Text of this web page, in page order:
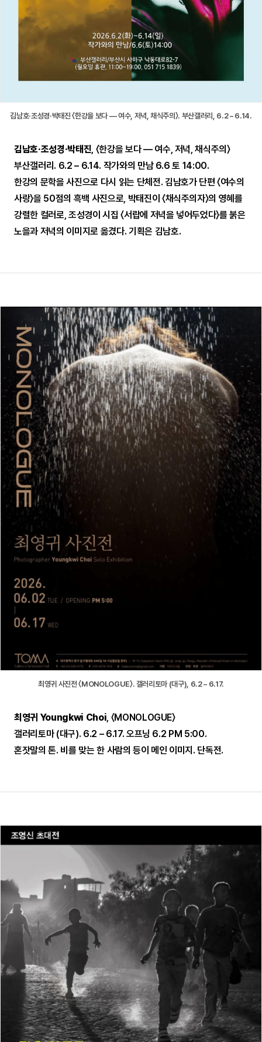
김남호·조성경·박태진 〈한강을 보다 — 여수, 저녁, 채식주의〉. 부산갤러리, 6.2 – 6.14.
김남호·조성경·박태진, 〈한강을 보다 — 여수, 저녁, 채식주의〉
부산갤러리. 6.2 – 6.14. 작가와의 만남 6.6 토 14:00.
한강의 문학을 사진으로 다시 읽는 단체전. 김남호가 단편 〈여수의
사랑〉을 50점의 흑백 사진으로, 박태진이 〈채식주의자〉의 영혜를
강렬한 컬러로, 조성경이 시집 〈서랍에 저녁을 넣어두었다〉를 붉은
노을과 저녁의 이미지로 옮겼다. 기획은 김남호.
최영귀 사진전 〈MONOLOGUE〉. 갤러리토마 (대구), 6.2 – 6.17.
최영귀 Youngkwi Choi, 〈MONOLOGUE〉
갤러리토마 (대구). 6.2 – 6.17. 오프닝 6.2 PM 5:00.
혼잣말의 톤. 비를 맞는 한 사람의 등이 메인 이미지. 단독전.